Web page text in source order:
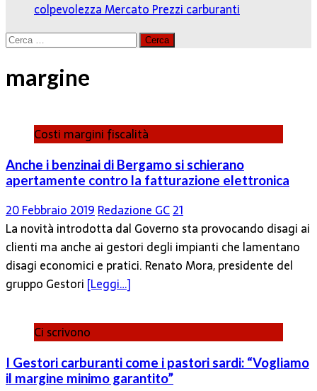
colpevolezzaMercato Prezzi carburanti
Ricerca
margine
Costi margini fiscalità
Anche i benzinai di Bergamo si schierano
apertamente contro la fatturazione elettronica
20 Febbraio 2019Redazione GC21
La novità introdotta dal Governo sta provocando disagi ai
clienti ma anche ai gestori degli impianti che lamentano
disagi economici e pratici. Renato Mora, presidente del
gruppo Gestori [Leggi…]
Ci scrivono
I Gestori carburanti come i pastori sardi: “Vogliamo
il margine minimo garantito”